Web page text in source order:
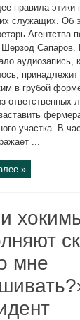
правила этики
служащих. Об
Агентства
Шерзод
аудиозапись,
принадлежит
в грубой
ответственных
участка. В
...
»
мне